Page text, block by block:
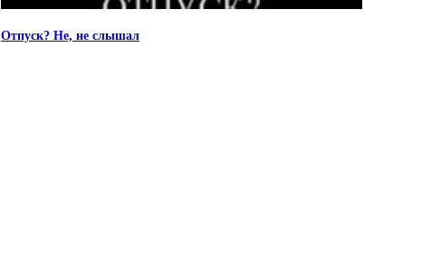
Отпуск? Не, не слышал